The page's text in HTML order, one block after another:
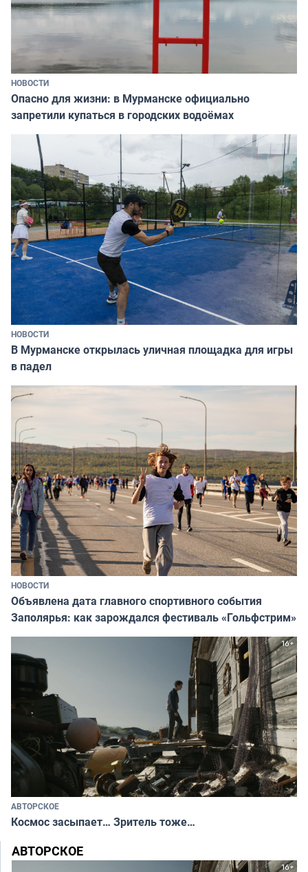
НОВОСТИ
Опасно для жизни: в Мурманске официально
запретили купаться в городских водоёмах
НОВОСТИ
В Мурманске открылась уличная площадка для игры
в падел
НОВОСТИ
Объявлена дата главного спортивного события
Заполярья: как зарождался фестиваль «Гольфстрим»
АВТОРСКОЕ
Космос засыпает… Зритель тоже…
АВТОРСКОЕ